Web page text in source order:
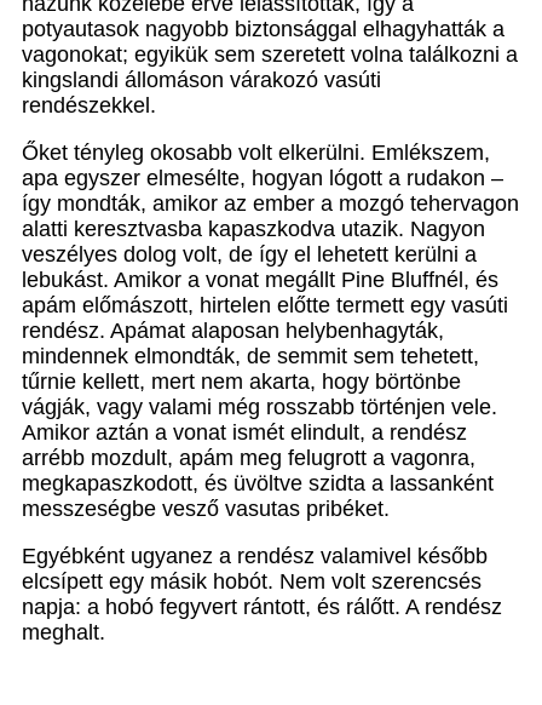
potyautasok nagyobb biztonsággal elhagyhatták a
vagonokat; egyikük sem szeretett volna találkozni a
kingslandi állomáson várakozó vasúti
rendészekkel.
Őket tényleg okosabb volt elkerülni. Emlékszem,
apa egyszer elmesélte, hogyan lógott a rudakon –
így mondták, amikor az ember a mozgó tehervagon
alatti keresztvasba kapaszkodva utazik. Nagyon
veszélyes dolog volt, de így el lehetett kerülni a
lebukást. Amikor a vonat megállt Pine Bluffnél, és
apám előmászott, hirtelen előtte termett egy vasúti
rendész. Apámat alaposan helybenhagyták,
mindennek elmondták, de semmit sem tehetett,
tűrnie kellett, mert nem akarta, hogy börtönbe
vágják, vagy valami még rosszabb történjen vele.
Amikor aztán a vonat ismét elindult, a rendész
arrébb mozdult, apám meg felugrott a vagonra,
megkapaszkodott, és üvöltve szidta a lassanként
messzeségbe vesző vasutas pribéket.
Egyébként ugyanez a rendész valamivel később
elcsípett egy másik hobót. Nem volt szerencsés
napja: a hobó fegyvert rántott, és rálőtt. A rendész
meghalt.